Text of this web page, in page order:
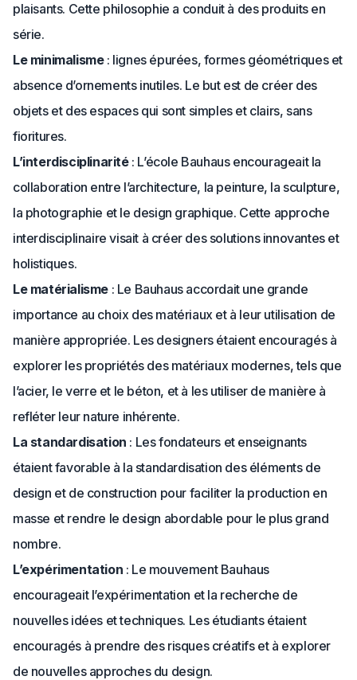
plaisants. Cette philosophie a conduit à des produits en
série.
Le minimalisme: lignes épurées, formes géométriques et
absence d’ornements inutiles. Le but est de créer des
objets et des espaces qui sont simples et clairs, sans
fioritures.
L’interdisciplinarité: L’école Bauhaus encourageait la
collaboration entre l’architecture, la peinture, la sculpture,
la photographie et le design graphique. Cette approche
interdisciplinaire visait à créer des solutions innovantes et
holistiques.
Le matérialisme : Le Bauhaus accordait une grande
importance au choix des matériaux et à leur utilisation de
manière appropriée. Les designers étaient encouragés à
explorer les propriétés des matériaux modernes, tels que
l’acier, le verre et le béton, et à les utiliser de manière à
refléter leur nature inhérente.
La standardisation : Les fondateurs et enseignants
étaient favorable à la standardisation des éléments de
design et de construction pour faciliter la production en
masse et rendre le design abordable pour le plus grand
nombre.
L’expérimentation : Le mouvement Bauhaus
encourageait l’expérimentation et la recherche de
nouvelles idées et techniques. Les étudiants étaient
encouragés à prendre des risques créatifs et à explorer
de nouvelles approches du design.